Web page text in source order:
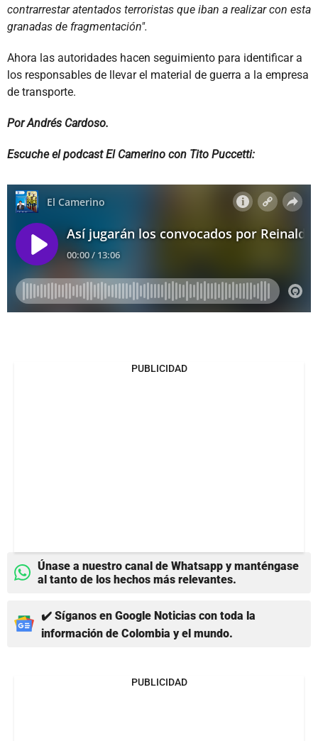
contrarrestar atentados terroristas que iban a realizar con esta
granadas de fragmentación".
Ahora las autoridades hacen seguimiento para identificar a
los responsables de llevar el material de guerra a la empresa
de transporte.
Por Andrés Cardoso.
Escuche el podcast El Camerino con Tito Puccetti:
PUBLICIDAD
Únase a nuestro canal de Whatsapp y manténgase
al tanto de los hechos más relevantes.
✔️ Síganos en Google Noticias con toda la
información de Colombia y el mundo.
PUBLICIDAD